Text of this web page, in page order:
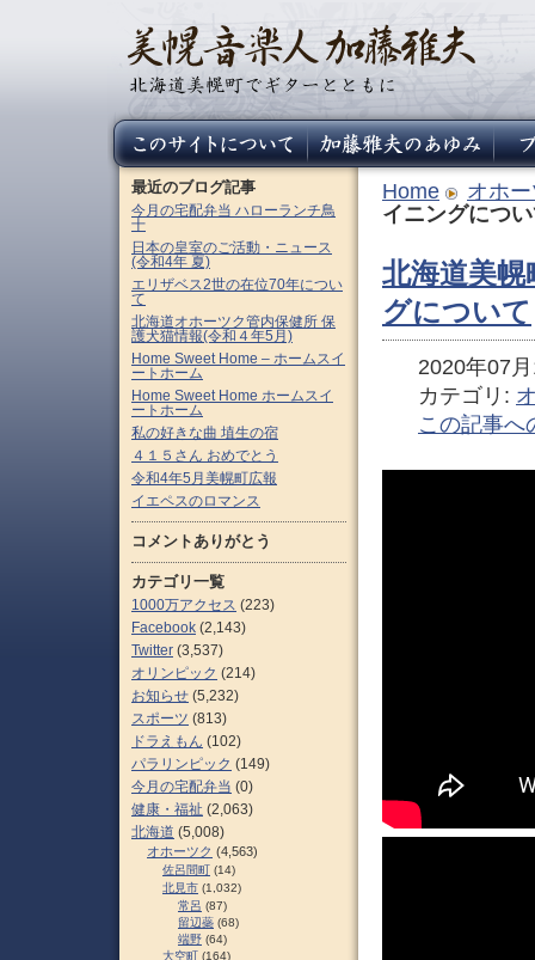
Home
オホ
イニングにつ
北海道美
グについて
2020年07
カテゴリ:
この記事へ
最近のブログ記事
今月の宅配弁当 ハローランチ鳥
十
日本の皇室のご活動・ニュース
(令和4年 夏)
エリザベス2世の在位70年につい
て
北海道オホーツク管内保健所 保
護犬猫情報(令和４年5月)
Home Sweet Home – ホームスイ
ートホーム
Home Sweet Home ホームスイ
ートホーム
私の好きな曲 埴生の宿
４１５さん おめでとう
令和4年5月美幌町広報
イエペスのロマンス
コメントありがとう
カテゴリ一覧
1000万アクセス (223)
Facebook (2,143)
Twitter (3,537)
オリンピック (214)
お知らせ (5,232)
スポーツ (813)
ドラえもん (102)
パラリンピック (149)
今月の宅配弁当 (0)
健康・福祉 (2,063)
北海道 (5,008)
オホーツク (4,563)
佐呂間町 (14)
北見市 (1,032)
常呂 (87)
留辺蘂 (68)
端野 (64)
大空町 (164)